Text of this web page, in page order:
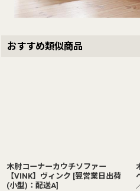
おすすめ類似商品
木肘コーナーカウチソファー
【VINK】ヴィンク [翌営業日出荷
(小型)：配送A]